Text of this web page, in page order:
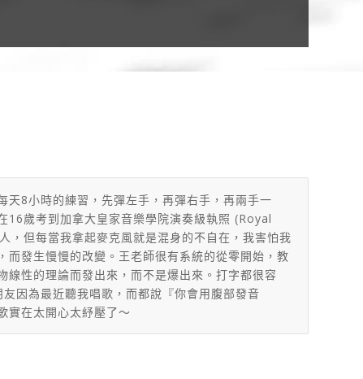
8小時的練習，先彈左手，再彈右手，再兩手一
16歲考到加拿大皇家音樂學院演奏級執照 (Royal
但每當我拿起麥克風就是混身的不自在，我害怕我
發生慢慢的改變。王老師很有系統的從零開始，教
性的理論而發出來，而不是爆出來。打字都很容
因為最近聽我唱歌，而都說『你會用腹部發音
實在太開心太紓壓了～